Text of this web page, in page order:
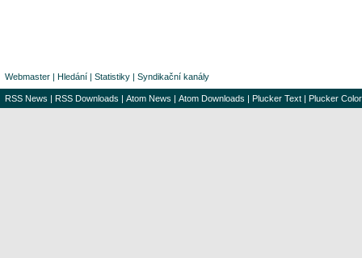
Webmaster | Hledání | Statistiky | Syndikační kanály
RSS News | RSS Downloads | Atom News | Atom Downloads | Plucker Text | Plucker Color